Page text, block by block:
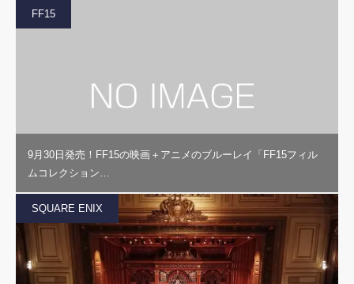
FF15
9月30日発売！FF15の映画＋アニメのブルーレイ「FF15フィル
ムコレクション…
SQUARE ENIX